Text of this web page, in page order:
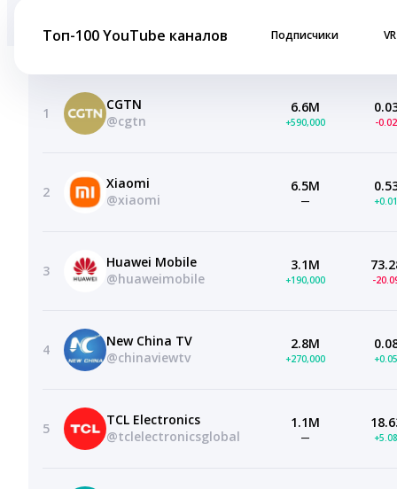
Топ-100 YouTube каналов Подписчики VR
1
CGTN
@cgtn
6.6M
+590,000 -
2
Xiaomi
@xiaomi
6.5M
—
3
Huawei Mobile
@huaweimobile
3.1M
+190,000 -
4
New China TV
@chinaviewtv
2.8M
+270,000
5
TCL Electronics
@tclelectronicsglobal
1.1M
—